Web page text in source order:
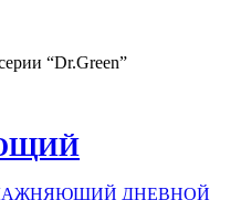
“Dr.Green”